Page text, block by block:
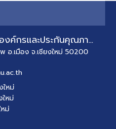
หน่วยพัฒนาคุณภาพองค์กรและประกันคุณภาพการศึกษา
อ.เมือง จ.เชียงใหม่ 50200
ใหม่
ใหม่
ม่